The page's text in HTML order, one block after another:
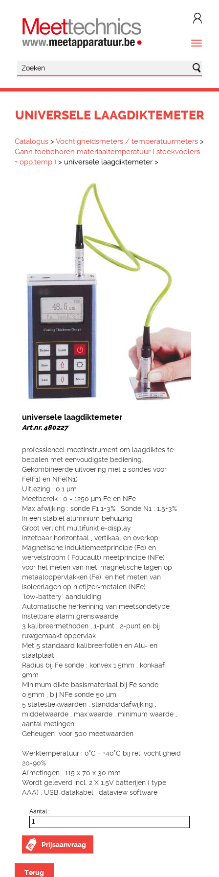
UNIVERSELE LAAGDIKTEMETER
Catalogus > Vochtigheidsmeters / temperatuurmeters >
Gann toebehoren materiaaltemperatuur ( steekvoelers
+ opp.temp ) > universele laagdiktemeter >
universele laagdiktemeter
Art.nr. 480227
professioneel meetinstrument om laagdiktes te
bepalen met eenvoudigste bediening.
Gekombineerde uitvoering met 2 sondes voor
Fe(F1) en NFe(N1)
Uitlezing : 0.1 µm
Meetbereik : 0 - 1250 µm Fe en NFe
Max afwijking : sonde F1 1+3% , Sonde N1 : 1.5+3%
In een stabiel aluminium behuizing
Groot verlicht multifunktie-display
Inzetbaar horizontaal , vertikaal en overkop
Magnetische induktiemeetprincipe (Fe) en
wervelstroom ( Foucault) meetprincipe (NFe)
voor het meten van niet-magnetische lagen op
metaaloppervlakken (Fe) en het meten van
isoleerlagen op nietijzer-metalen (NFe)
"low-battery" aanduiding
Automatische herkenning van meetsondetype
Instelbare alarm grenswaarde
3 kalibreermethoden , 1-punt , 2-punt en bij
ruwgemaakt oppervlak
Met 5 standaard kalibreerfoliën en Alu- en
staalplaat
Radius bij Fe sonde : konvex 1.5mm , konkaaf
9mm
Minimum dikte basismateriaal bij Fe sonde :
0.5mm , bij NFe sonde 50 µm
5 statestiekwaarden , standdardafwijking ,
middelwaarde , max.waarde , minimum waarde ,
aantal metingen
Geheugen voor 500 meetwaarden
Werktemperatuur : 0°C - +40°C bij rel. vochtigheid
20-90%
Afmetingen : 115 x 70 x 30 mm
Wordt geleverd incl. 2 X 1.5V batterijen ( type
AAA) , USB-datakabel , dataview software
Aantal :
Prijsaanvraag
Terug